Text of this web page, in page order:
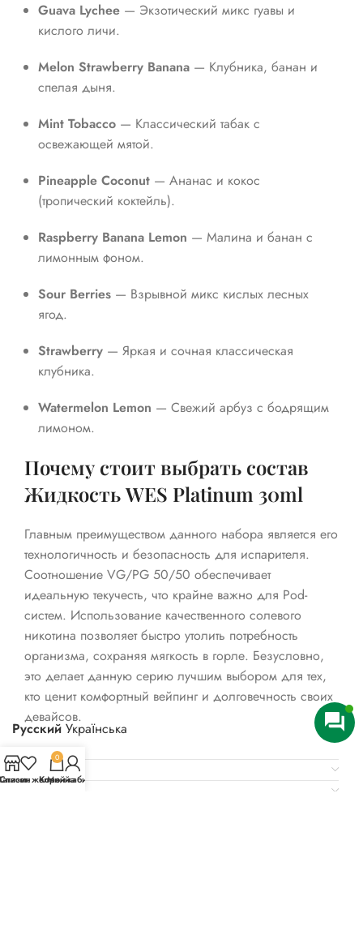
Guava Lychee — Экзотический микс гуавы и
кислого личи.
Melon Strawberry Banana — Клубника, банан и
спелая дыня.
Mint Tobacco — Классический табак с
освежающей мятой.
Pineapple Coconut — Ананас и кокос
(тропический коктейль).
Raspberry Banana Lemon — Малина и банан с
лимонным фоном.
Sour Berries — Взрывной микс кислых лесных
ягод.
Strawberry — Яркая и сочная классическая
клубника.
Watermelon Lemon — Свежий арбуз с бодрящим
лимоном.
Почему стоит выбрать состав
Жидкость WES Platinum 30ml
Главным преимуществом данного набора является его
технологичность и безопасность для испарителя.
Соотношение VG/PG 50/50 обеспечивает
идеальную текучесть, что крайне важно для Pod-
систем. Использование качественного солевого
никотина позволяет быстро утолить потребность
организма, сохраняя мягкость в горле. Безусловно,
это делает данную серию лучшим выбором для тех,
кто ценит комфортный вейпинг и долговечность своих
девайсов.
Детали
Отзывы (2)
Русский Українська
Список желаний
0
Корзина
Мой кабинет